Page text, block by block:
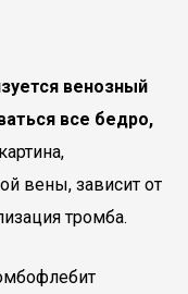
венозный
все бедро,
вены, зависит от
тромба.